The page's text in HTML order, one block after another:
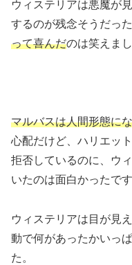
ウィステリアは悪魔が
するのが残念そうだった
って喜んだのは笑えまし
マルバスは人間形態に
心配だけど、ハリエッ
拒否しているのに、ウ
いたのは面白かったです
ウィステリアは目が見
動で何があったかいっ
た。